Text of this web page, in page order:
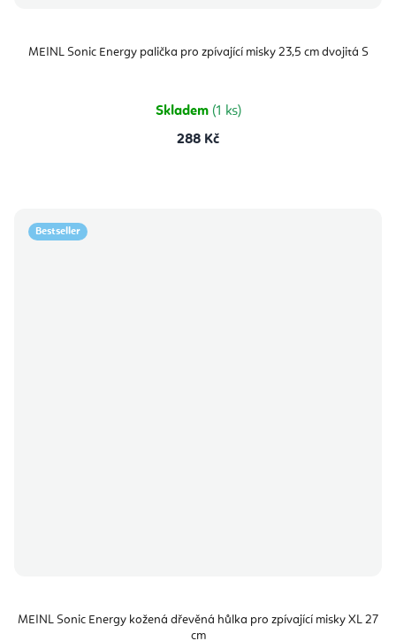
MEINL Sonic Energy palička pro zpívající misky 23,5 cm dvojitá S
Skladem (1 ks)
288 Kč
Bestseller
MEINL Sonic Energy kožená dřevěná hůlka pro zpívající misky XL 27
cm